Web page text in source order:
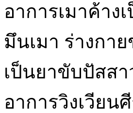
อาการเมาค้า
มึนเมา ร่างกา
เป็นยาขับปัสส
อาการวิงเวียน